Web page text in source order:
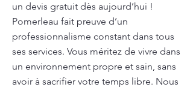
un devis gratuit dès aujourd’hui !
Pomerleau fait preuve d’un
professionnalisme constant dans tous
ses services. Vous méritez de vivre dans
un environnement propre et sain, sans
avoir à sacrifier votre temps libre. Nous